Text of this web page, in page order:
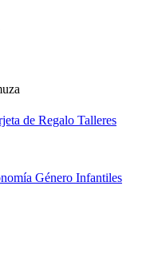
de Regalo Talleres
Género Infantiles